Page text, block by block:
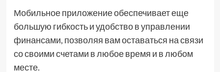
Мобильное приложение обеспечивает еще
большую гибкость и удобство в управлении
финансами, позволяя вам оставаться на связи
со своими счетами в любое время и в любом
месте.